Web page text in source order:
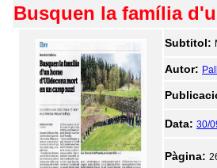
Busquen la família
Subtitol:
Autor:
Data: 30/
Pàgina: